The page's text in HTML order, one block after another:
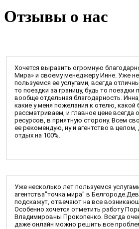
Отзывы о нас
Хочется выразить огромную
Мира» и своему менеджеру Инне. Уже
пользуемся ее услугами, всегда
то поездки за границу, будь то поездки
вообще отдельная благодарность.
какие у меня пожелания к отелю,
рассматриваем, и главное цене всегда
ресурсов, в приятную сторону. Всем
ее рекомендую, ну и агентство в
отдых на 100%.
Уже несколько лет пользуемся
агентства"точка мира" в
подскажут, отвечают на все
Особенно хочется отметить работу
Владимировны Прокопенко. Всегда
даже онлайн можно решить все